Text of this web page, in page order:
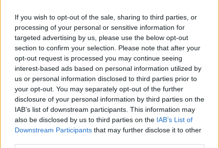
If you wish to opt-out of the sale, sharing to third parties, or
processing of your personal or sensitive information for
targeted advertising by us, please use the below opt-out
section to confirm your selection. Please note that after your
opt-out request is processed you may continue seeing
interest-based ads based on personal information utilized by
us or personal information disclosed to third parties prior to
your opt-out. You may separately opt-out of the further
disclosure of your personal information by third parties on the
IAB’s list of downstream participants. This information may
also be disclosed by us to third parties on the IAB’s List of
Downstream Participants that may further disclose it to other
Κόσμος 23.04.2023 21:21
Φρίκη στην Κένυα: Αυξάνεται ο αριθμός
των νεκρών που ανήκαν σε αίρεση και
έκαναν νηστεία μέχρι θανάτου
Οι έρευνες των Αρχών άρχισαν από την
Παρασκευή την εκταφή των πτωμάτων από
το δάσος Σακαχόλα, κοντά στην παραλιακή